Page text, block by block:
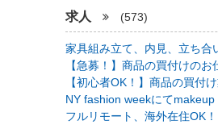
求人 (573)
家具組み立て、内見、立ち合
【急募！】商品の買付けのお
【初心者OK！】商品の買付け
NY fashion weekにてmakeup
フルリモート、海外在住OK